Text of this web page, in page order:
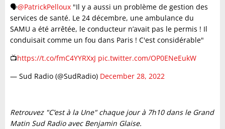
🗣️@PatrickPelloux "Il y a aussi un problème de gestion des
services de santé. Le 24 décembre, une ambulance du
SAMU a été arrêtée, le conducteur n’avait pas le permis ! Il
conduisait comme un fou dans Paris ! C'est considérable"
📺https://t.co/fmC4YYRXxJ pic.twitter.com/OP0ENeEukW
— Sud Radio (@SudRadio) December 28, 2022
Retrouvez "C’est à la Une" chaque jour à 7h10 dans le Grand
Matin Sud Radio avec Benjamin Glaise.